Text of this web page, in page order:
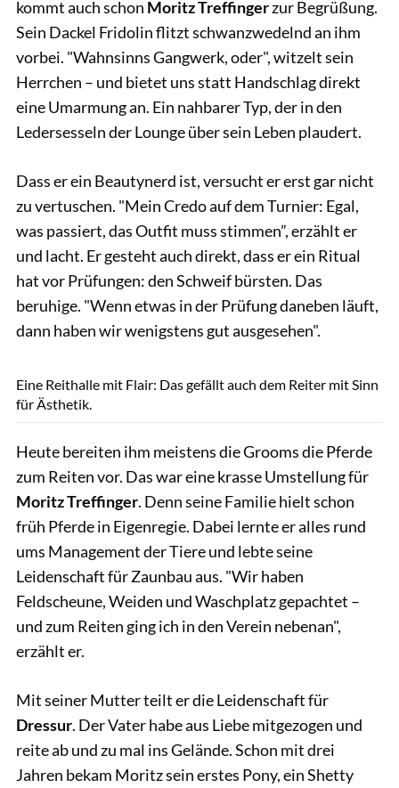
kommt auch schon Moritz Treffingerzur Begrüßung.
Sein Dackel Fridolin flitzt schwanzwedelnd an ihm
vorbei. "Wahnsinns Gangwerk, oder", witzelt sein
Herrchen – und bietet uns statt Handschlag direkt
eine Umarmung an. Ein nahbarer Typ, der in den
Ledersesseln der Lounge über sein Leben plaudert.
Dass er ein Beautynerd ist, versucht er erst gar nicht
zu vertuschen. "Mein Credo auf dem Turnier: Egal,
was passiert, das Outfit muss stimmen”, erzählt er
und lacht. Er gesteht auch direkt, dass er ein Ritual
hat vor Prüfungen: den Schweif bürsten. Das
beruhige. "Wenn etwas in der Prüfung daneben läuft,
dann haben wir wenigstens gut ausgesehen".
Eine Reithalle mit Flair: Das gefällt auch dem Reiter mit Sinn
für Ästhetik.
Heute bereiten ihm meistens die Grooms die Pferde
zum Reiten vor. Das war eine krasse Umstellung für
Moritz Treffinger. Denn seine Familie hielt schon
früh Pferde in Eigenregie. Dabei lernte er alles rund
ums Management der Tiere und lebte seine
Leidenschaft für Zaunbau aus. "Wir haben
Feldscheune, Weiden und Waschplatz gepachtet –
und zum Reiten ging ich in den Verein nebenan",
erzählt er.
Mit seiner Mutter teilt er die Leidenschaft für
Dressur. Der Vater habe aus Liebe mitgezogen und
reite ab und zu mal ins Gelände. Schon mit drei
Jahren bekam Moritz sein erstes Pony, ein Shetty